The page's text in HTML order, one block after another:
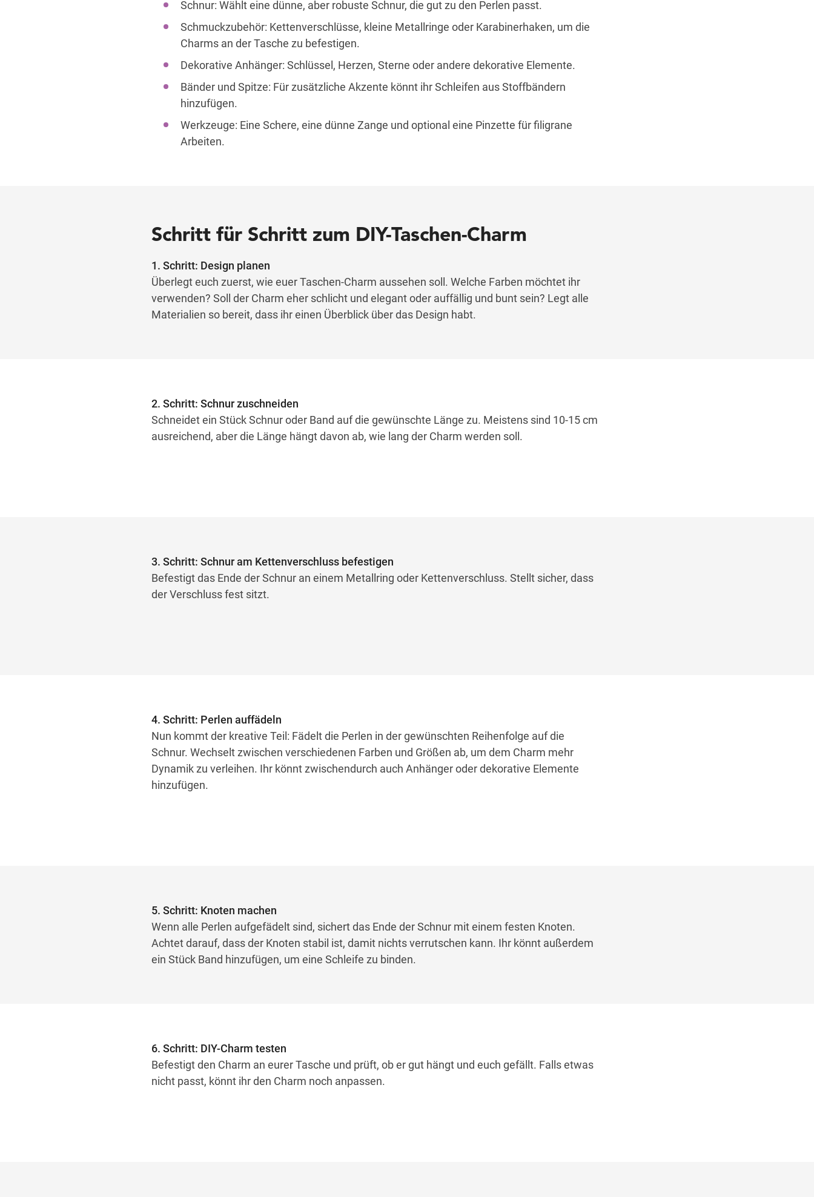
Schnur: Wählt eine dünne, aber robuste Schnur, die gut zu den Perlen passt.
Schmuckzubehör: Kettenverschlüsse, kleine Metallringe oder Karabinerhaken, um die
Charms an der Tasche zu befestigen.
Dekorative Anhänger: Schlüssel, Herzen, Sterne oder andere dekorative Elemente.
Bänder und Spitze: Für zusätzliche Akzente könnt ihr Schleifen aus Stoffbändern
hinzufügen.
Werkzeuge: Eine Schere, eine dünne Zange und optional eine Pinzette für filigrane
Arbeiten.
Schritt für Schritt zum DIY-Taschen-Charm
1. Schritt: Design planen
Überlegt euch zuerst, wie euer Taschen-Charm aussehen soll. Welche Farben möchtet ihr
verwenden? Soll der Charm eher schlicht und elegant oder auffällig und bunt sein? Legt alle
Materialien so bereit, dass ihr einen Überblick über das Design habt.
2. Schritt: Schnur zuschneiden
Schneidet ein Stück Schnur oder Band auf die gewünschte Länge zu. Meistens sind 10-15 cm
ausreichend, aber die Länge hängt davon ab, wie lang der Charm werden soll.
3. Schritt: Schnur am Kettenverschluss befestigen
Befestigt das Ende der Schnur an einem Metallring oder Kettenverschluss. Stellt sicher, dass
der Verschluss fest sitzt.
4. Schritt: Perlen auffädeln
Nun kommt der kreative Teil: Fädelt die Perlen in der gewünschten Reihenfolge auf die
Schnur. Wechselt zwischen verschiedenen Farben und Größen ab, um dem Charm mehr
Dynamik zu verleihen. Ihr könnt zwischendurch auch Anhänger oder dekorative Elemente
hinzufügen.
5. Schritt: Knoten machen
Wenn alle Perlen aufgefädelt sind, sichert das Ende der Schnur mit einem festen Knoten.
Achtet darauf, dass der Knoten stabil ist, damit nichts verrutschen kann. Ihr könnt außerdem
ein Stück Band hinzufügen, um eine Schleife zu binden.
6. Schritt: DIY-Charm testen
Befestigt den Charm an eurer Tasche und prüft, ob er gut hängt und euch gefällt. Falls etwas
nicht passt, könnt ihr den Charm noch anpassen.